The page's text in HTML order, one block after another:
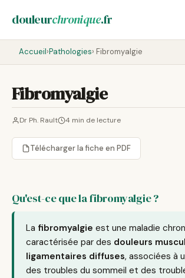
douleurchronique.fr
Accueil›Pathologies› Fibromyalgie
Fibromyalgie
Dr Ph. Rault 4 min de lecture
Télécharger la fiche en PDF
Qu'est-ce que la fibromyalgie ?
La fibromyalgie est une maladie
caractérisée par des douleurs
ligamentaires diffuses, associées à
des troubles du sommeil et des